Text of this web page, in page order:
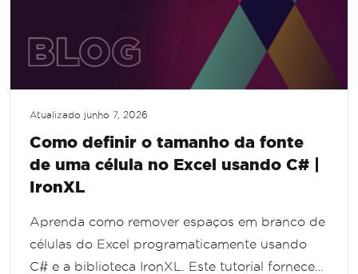
Atualizado junho 7, 2026
Como definir o tamanho da fonte
de uma célula no Excel usando C# |
IronXL
Aprenda como remover espaços em branco de
células do Excel programaticamente usando
C# e a biblioteca IronXL. Este tutorial fornece